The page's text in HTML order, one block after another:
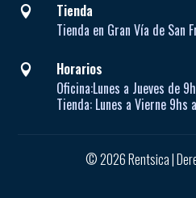

Tienda
Tienda en Gran Vía de

Horarios
Oficina:Lunes a Jueves de
Tienda: Lunes a Vierne9hs
© 2026 Rentsica |